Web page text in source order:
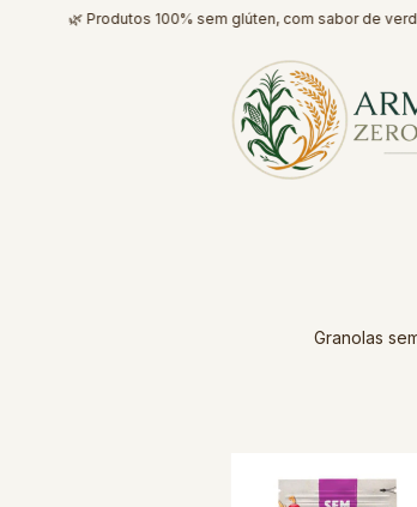
🌿 Produtos 100% sem glúten, com sabor de
Granolas